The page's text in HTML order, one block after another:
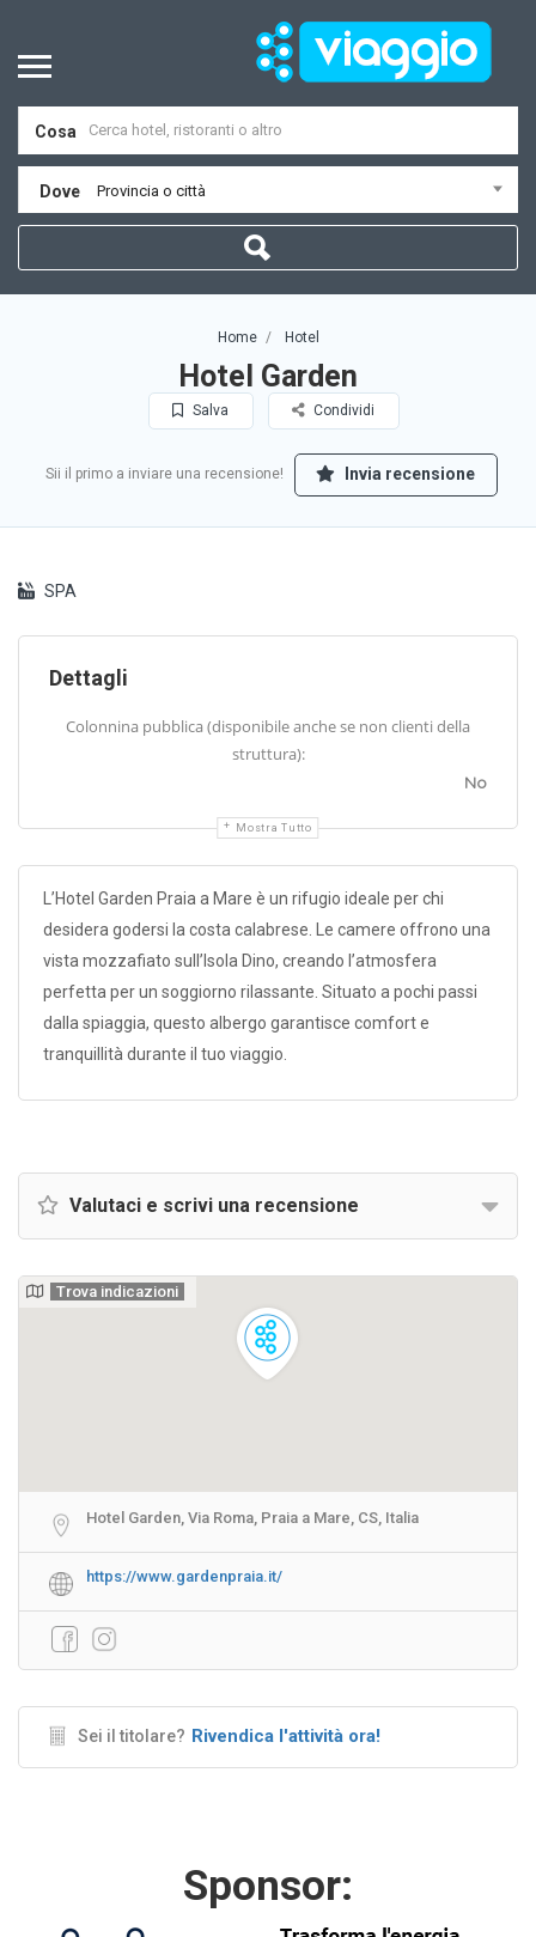
Cosa
Dove Provincia o città
Home Hotel
Hotel Garden
Salva Condividi
Sii il primo a inviare una recensione! Invia recensione
SPA
Dettagli
Colonnina pubblica (disponibile anche se non clienti della
struttura):
No
Mostra Tutto
L’Hotel Garden Praia a Mare è un rifugio ideale per chi
desidera godersi la costa calabrese. Le camere offrono una
vista mozzafiato sull’Isola Dino, creando l’atmosfera
perfetta per un soggiorno rilassante. Situato a pochi passi
dalla spiaggia, questo albergo garantisce comfort e
tranquillità durante il tuo viaggio.
Valutaci e scrivi una recensione
Trova indicazioni
Hotel Garden, Via Roma, Praia a Mare, CS, Italia
https://www.gardenpraia.it/
Sei il titolare? Rivendica l'attività ora!
Sponsor: